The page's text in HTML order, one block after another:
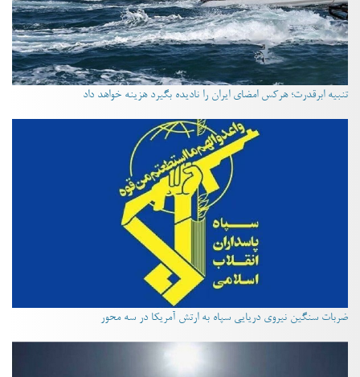
تنبیه ابرقدرت؛ هرکس امضای ایران را نادیده بگیرد هزینه خواهد داد
ضربات سنگین نیروی دریایی سپاه به ارتش آمریکا در سه محور